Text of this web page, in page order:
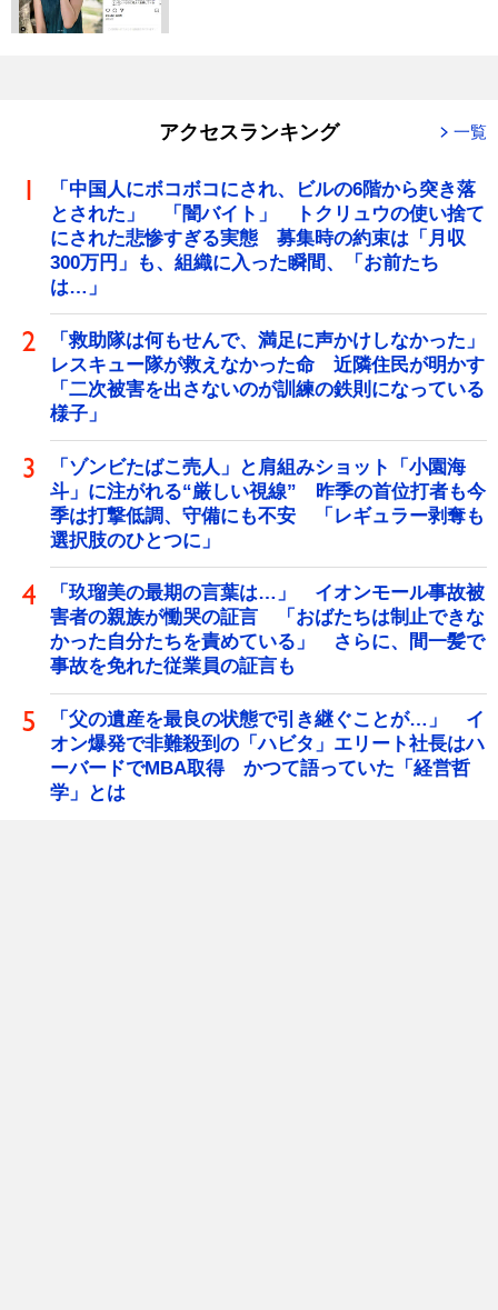
アクセスランキング 一覧
「中国人にボコボコにされ、ビルの6階から突き落
とされた」 「闇バイト」 トクリュウの使い捨て
にされた悲惨すぎる実態 募集時の約束は「月収
300万円」も、組織に入った瞬間、「お前たち
は…」
「救助隊は何もせんで、満足に声かけしなかった」
レスキュー隊が救えなかった命 近隣住民が明かす
「二次被害を出さないのが訓練の鉄則になっている
様子」
「ゾンビたばこ売人」と肩組みショット「小園海
斗」に注がれる“厳しい視線” 昨季の首位打者も今
季は打撃低調、守備にも不安 「レギュラー剥奪も
選択肢のひとつに」
「玖瑠美の最期の言葉は…」 イオンモール事故被
害者の親族が慟哭の証言 「おばたちは制止できな
かった自分たちを責めている」 さらに、間一髪で
事故を免れた従業員の証言も
「父の遺産を最良の状態で引き継ぐことが…」 イ
オン爆発で非難殺到の「ハビタ」エリート社長はハ
ーバードでMBA取得 かつて語っていた「経営哲
学」とは